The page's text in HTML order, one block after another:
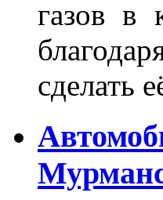
газов в
сделать